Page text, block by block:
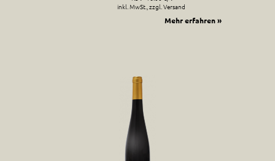
inkl. MwSt., zzgl. Versand
Mehr erfahren »